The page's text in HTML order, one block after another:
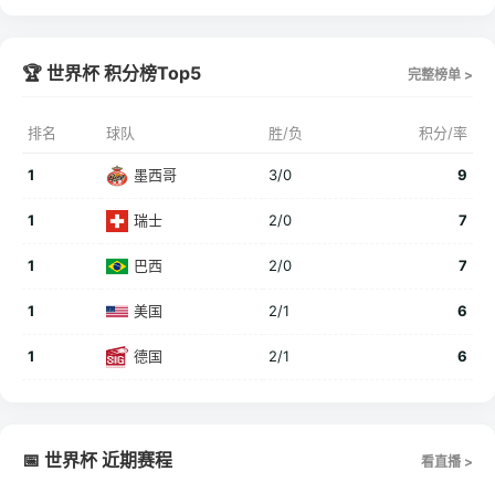
🏆 世界杯 积分榜Top5 完整榜单 >
排名 球队 胜/负 积分/率
1 墨西哥 3/0 9
1 瑞士 2/0 7
1 巴西 2/0 7
1 美国 2/1 6
1 德国 2/1 6
📅 世界杯 近期赛程 看直播 >